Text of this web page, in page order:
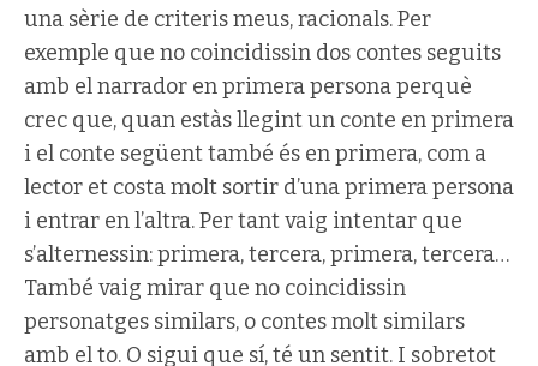
una sèrie de criteris meus, racionals. Per
exemple que no coincidissin dos contes seguits
amb el narrador en primera persona perquè
crec que, quan estàs llegint un conte en primera
i el conte següent també és en primera, com a
lector et costa molt sortir d’una primera persona
i entrar en l’altra. Per tant vaig intentar que
s’alternessin: primera, tercera, primera, tercera…
També vaig mirar que no coincidissin
personatges similars, o contes molt similars
amb el to. O sigui que sí, té un sentit. I sobretot